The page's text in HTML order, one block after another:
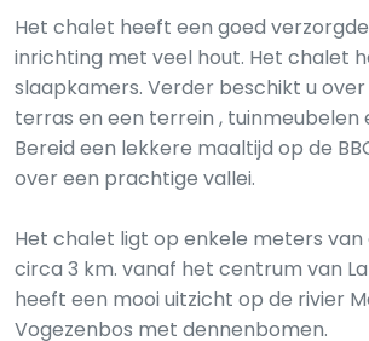
Het chalet heeft een goed
inrichting met veel hout. Het chalet
slaapkamers. Verder beschikt u
terras en een terrein , tuinmeubelen
Bereid een lekkere maaltijd op de
over een prachtige vallei.
Het chalet ligt op enkele meters van
circa 3 km. vanaf het centrum van La
heeft een mooi uitzicht op de rivier
Vogezenbos met dennenbomen.